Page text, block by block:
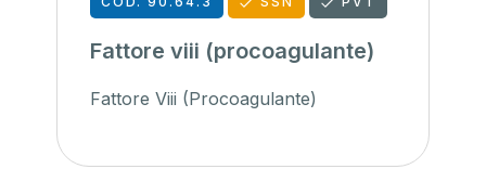
Fattore viii (procoagulante)
Fattore Viii (Procoagulante)